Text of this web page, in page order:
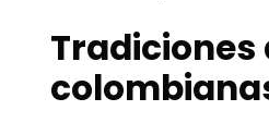
Tradiciones